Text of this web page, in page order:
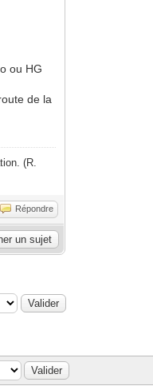
ou HG
de la
(R.
Répondre